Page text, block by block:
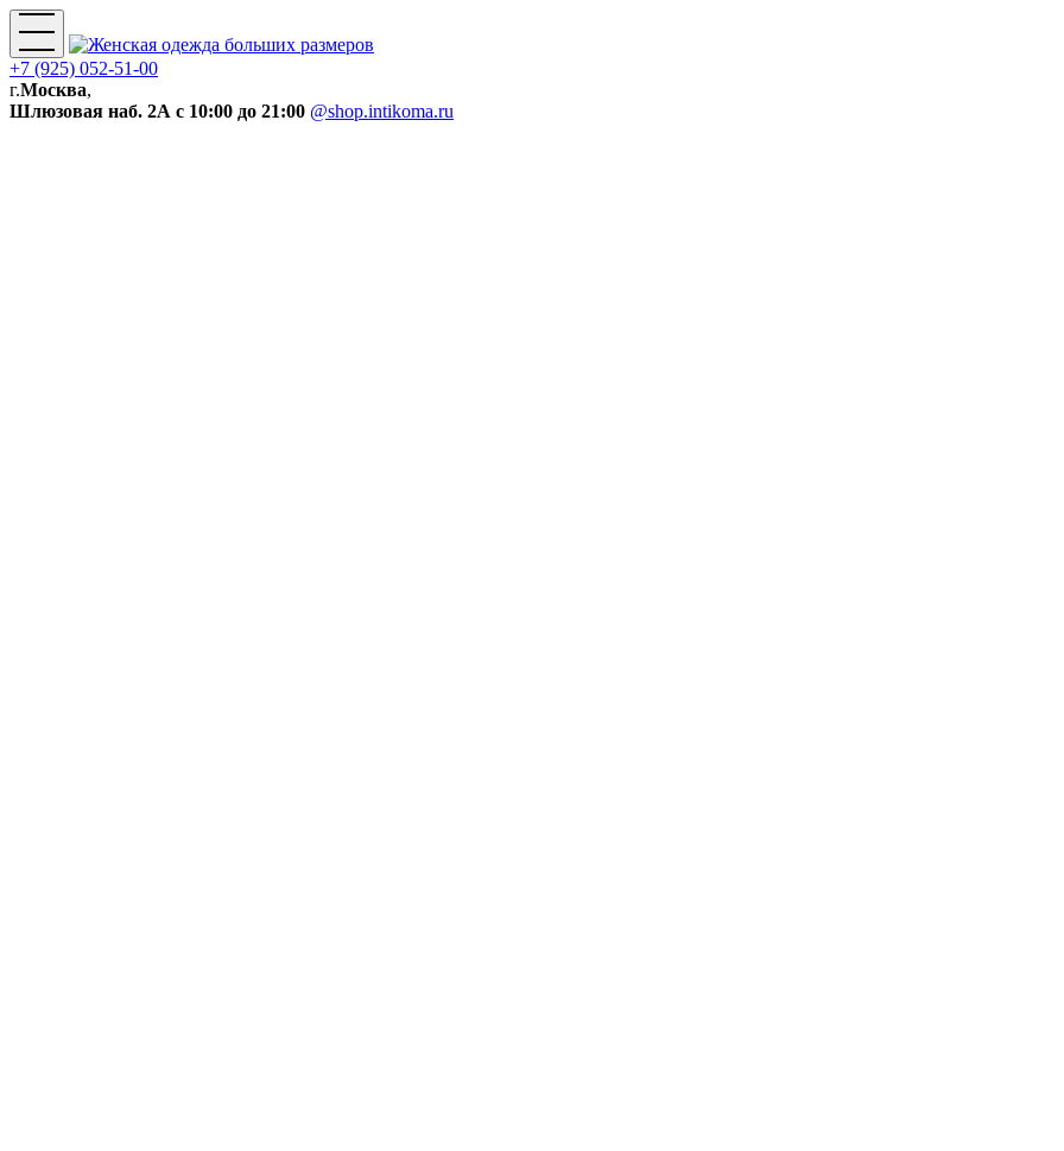
+7 (925) 052-51-00
г.Москва,
Шлюзовая наб. 2А с 10:00 до 21:00 @shop.intikoma.ru